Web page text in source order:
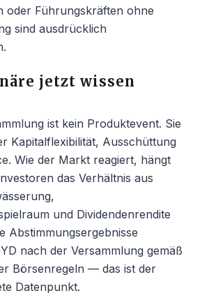
oder Führungskräften ohne
sind ausdrücklich
jetzt wissen
ist kein Produktevent. Sie
Kapitalflexibilität, Ausschüttung
Wie der Markt reagiert, hängt
das Verhältnis aus
und Dividendenrendite
Abstimmungsergebnisse
nach der Versammlung gemäß
Börsenregeln — das ist der
Datenpunkt.